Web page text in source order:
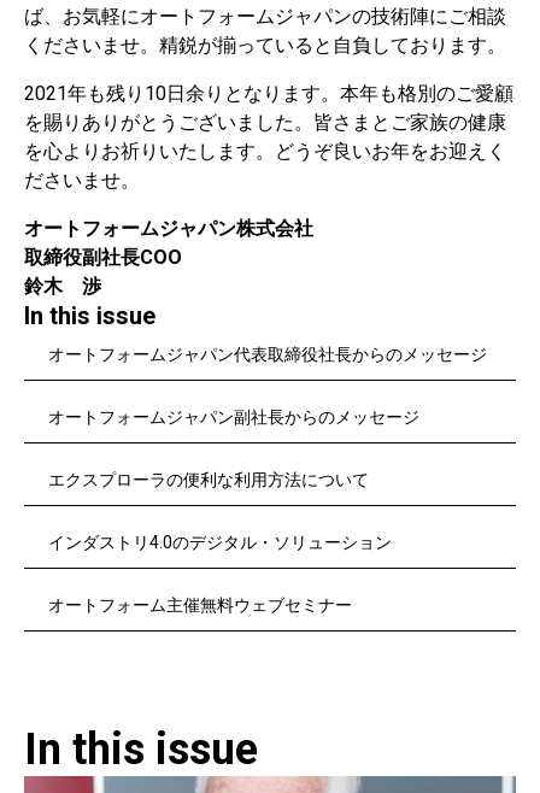
ば、お気軽にオートフォームジャパンの技術陣にご相談
くださいませ。精鋭が揃っていると自負しております。
2021年も残り10日余りとなります。本年も格別のご愛顧
を賜りありがとうございました。皆さまとご家族の健康
を心よりお祈りいたします。どうぞ良いお年をお迎えく
ださいませ。
オートフォームジャパン株式会社
取締役副社長COO
鈴木 渉
In this issue
オートフォームジャパン代表取締役社長からのメッセージ
オートフォームジャパン副社長からのメッセージ
エクスプローラの便利な利用方法について
インダストリ4.0のデジタル・ソリューション
オートフォーム主催無料ウェブセミナー
In this issue​